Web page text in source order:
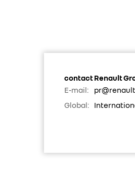
contact Renault
E-mail:
Global: